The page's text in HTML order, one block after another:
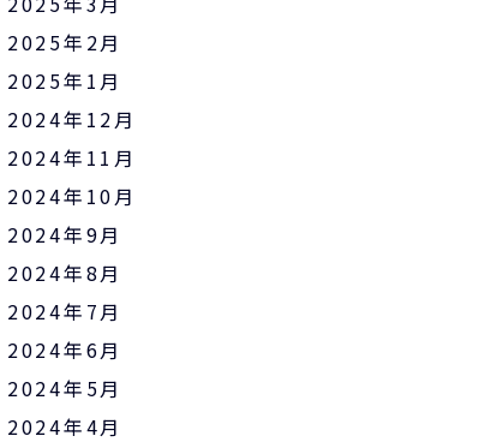
2025年2月
2025年1月
2024年12月
2024年11月
2024年10月
2024年9月
2024年8月
2024年7月
2024年6月
2024年5月
2024年4月